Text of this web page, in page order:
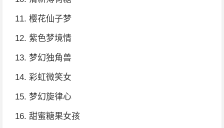
11. 樱花仙子梦
12. 紫色梦境情
13. 梦幻独角兽
14. 彩虹微笑女
15. 梦幻旋律心
16. 甜蜜糖果女孩